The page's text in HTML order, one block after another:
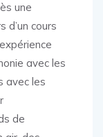
une
d’un cours
avec les
avec les
de